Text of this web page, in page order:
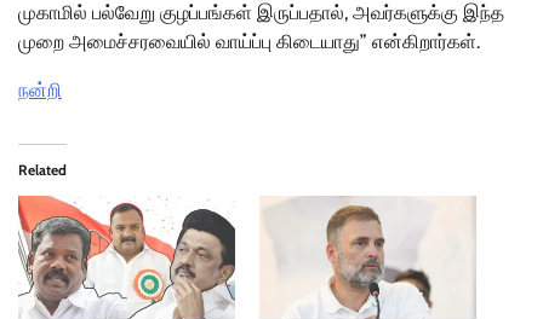
முகாமில் பல்வேறு குழப்பங்கள் இருப்பதால், அவர்களுக்கு இந்த
முறை அமைச்சரவையில் வாய்ப்பு கிடையாது” என்கிறார்கள்.
நன்றி
Related